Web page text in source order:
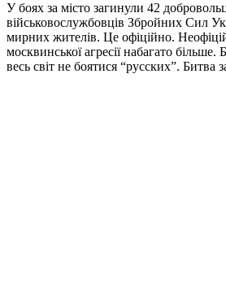
У боях за місто загинули 42
військовослужбовців Збройних Сил
мирних жителів. Це офіційно.
москвинської агресії набагато більше.
весь світ не боятися “русских”. Битва